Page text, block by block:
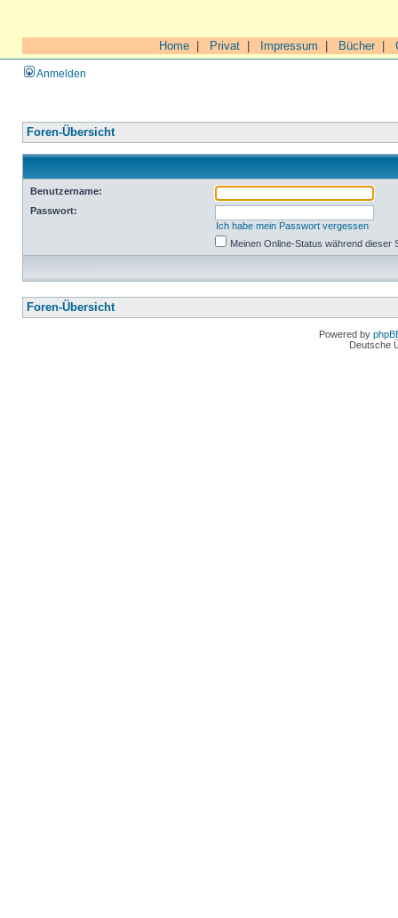
Home Privat Impressum Bücher|
Anmelden
Foren-Übersicht
Benutzername:
Passwort:
Ich habe mein Passwort vergessen
Meinen Online-Status während dieser
Foren-Übersicht
Powered by
Deutsche